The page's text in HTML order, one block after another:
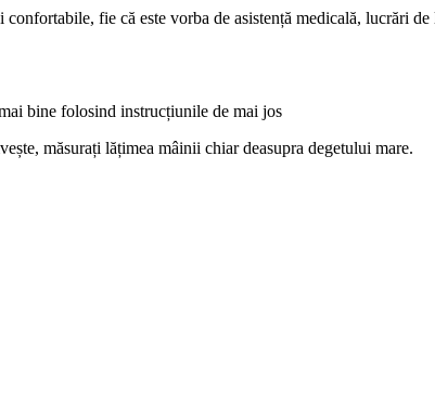
fie că este vorba de asistență medicală, lucrări
bine folosind instrucțiunile de mai jos
măsurați lățimea mâinii chiar deasupra degetului mare.